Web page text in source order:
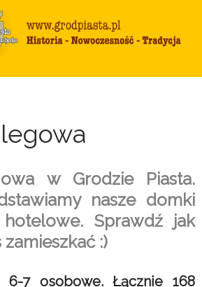
w Grodzie Piasta.
nasze domki
Sprawdź jak
:)
7 osobowe. Łącznie 168